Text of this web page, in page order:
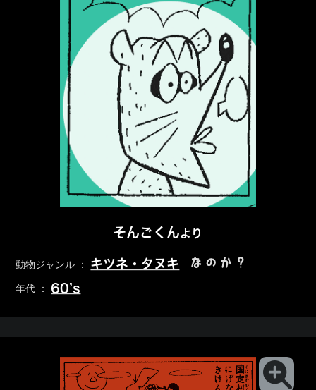
そんごくんより
動物ジャンル ： キツネ・タヌキ なのか？
年代 ： 60’s